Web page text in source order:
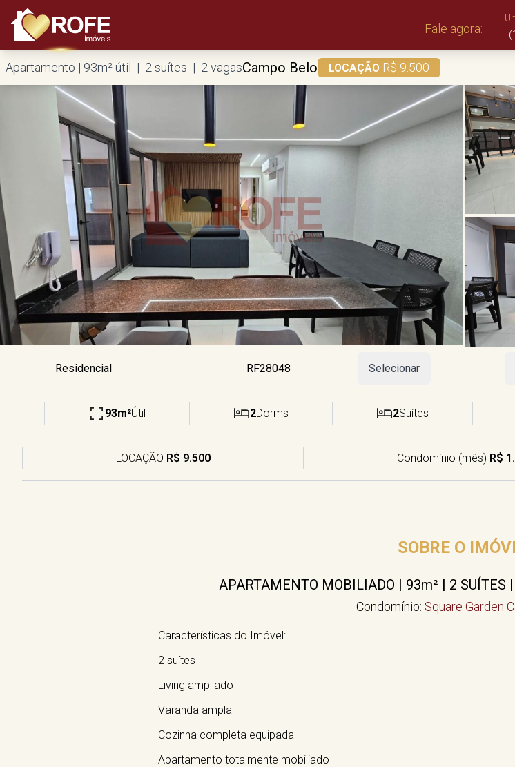
Fale agora:
Apartamento | 93m² útil | 2 suítes | 2 vagasCampo Belo LOCAÇÃO R$ 9.500
Residencial RF28048 Selecionar
93m²Útil 2Dorms 2Suítes
LOCAÇÃO R$ 9.500 Condomínio (mês) R$
SOBRE O
APARTAMENTO MOBILIADO | 93m² | 2 SUÍTES
Condomínio: Square Garden
Características do Imóvel:
2 suítes
Living ampliado
Varanda ampla
Cozinha completa equipada
Apartamento totalmente mobiliado